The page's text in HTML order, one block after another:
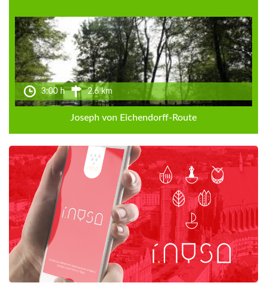
3:00 h 2.6 km
Joseph von Eichendorff-Route